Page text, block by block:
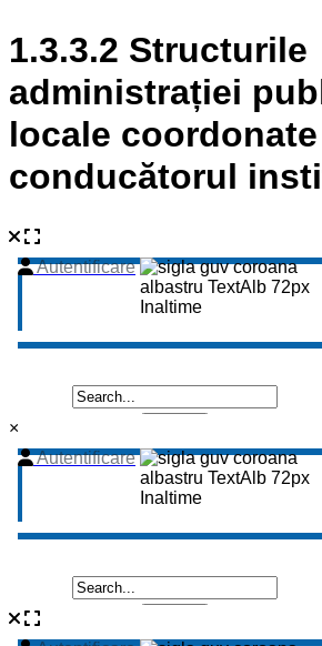
1.3.3.2 Structurile
administrației
locale
conducătorul
×